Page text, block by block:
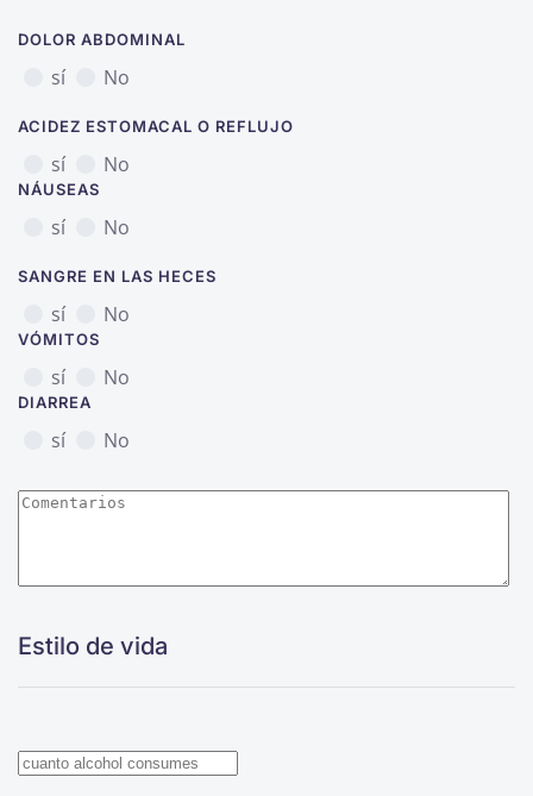
DOLOR ABDOMINAL
sí No
ACIDEZ ESTOMACAL O REFLUJO
sí No
NÁUSEAS
sí No
SANGRE EN LAS HECES
sí No
VÓMITOS
sí No
DIARREA
sí No
Estilo de vida